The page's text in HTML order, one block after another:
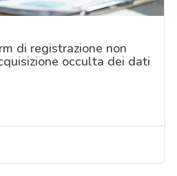
di registrazione non
occulta dei dati